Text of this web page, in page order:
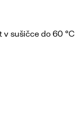
v sušičce do 60 °C